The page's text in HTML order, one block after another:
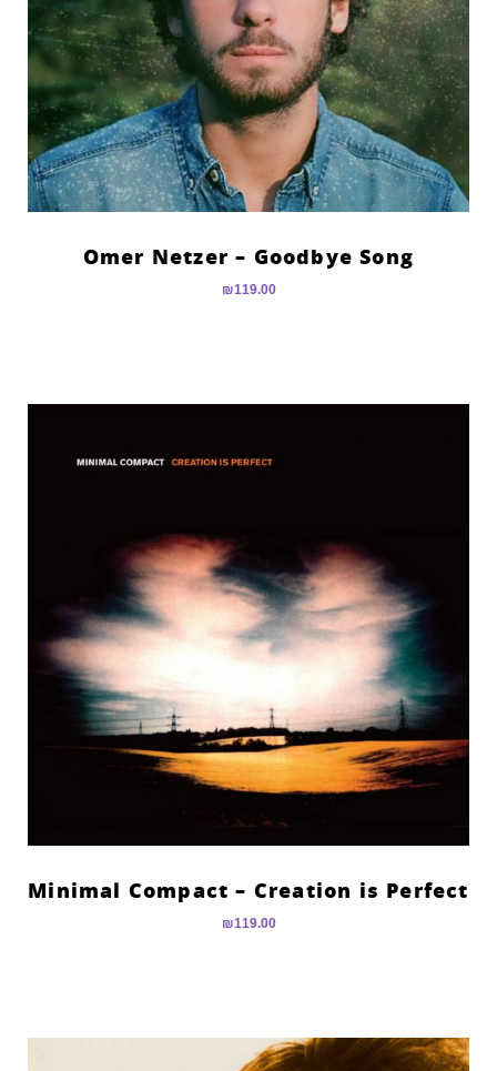
Omer Netzer – Goodbye Song
₪119.00
Minimal Compact – Creation is Perfect
₪119.00